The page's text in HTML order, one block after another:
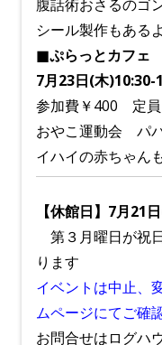
腹話術おさるのゴ
シール製作もある
■ぷらっとカフェ
7月23日(木)10:30-
参加費￥400 定
おやこ運動会 パ
イハイの赤ちゃん
【休館日】7月21
第３月曜日が祝
ります
イベントは中止、
ムページにてご確
お問合せはログハ